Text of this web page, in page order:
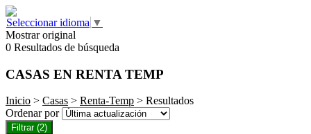
Seleccionar idioma ▼
Mostrar original
0 Resultados de búsqueda
CASAS EN RENTA TEMP
Inicio > Casas > Renta-Temp > Resultados
Ordenar por
Filtrar (2)